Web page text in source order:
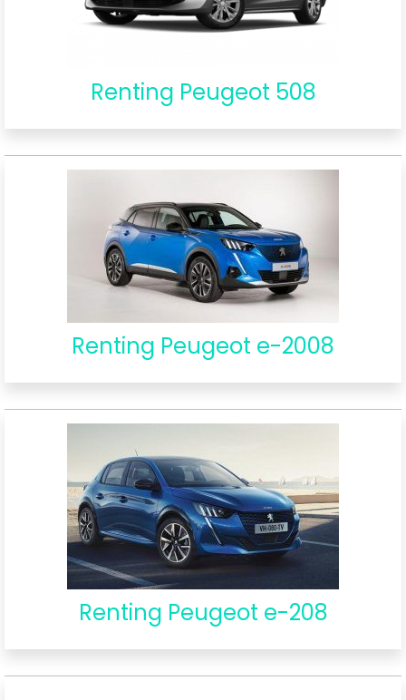
Renting Peugeot 508
Renting Peugeot e-2008
Renting Peugeot e-208